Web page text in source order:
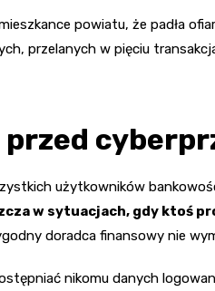
powiatu, że padła
przelanych w pięciu
użytkowników
w sytuacjach, gdy ktoś
doradca finansowy nie
nikomu danych